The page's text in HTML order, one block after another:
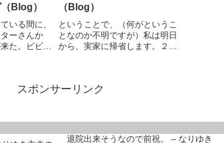
Blog）
いる間に、
ーさんか
た。ビビっ
家にテレビカ
（Blog）
ということで、（何がというこ
となのか不明ですが）私は明日
から、実家に帰省します。２日
に行きたいと言い出した際に、
スポンサーリンク
退院出来そうなので前祝。 – なりゆき